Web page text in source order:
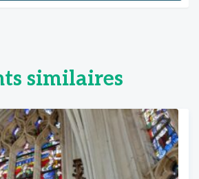
similaires